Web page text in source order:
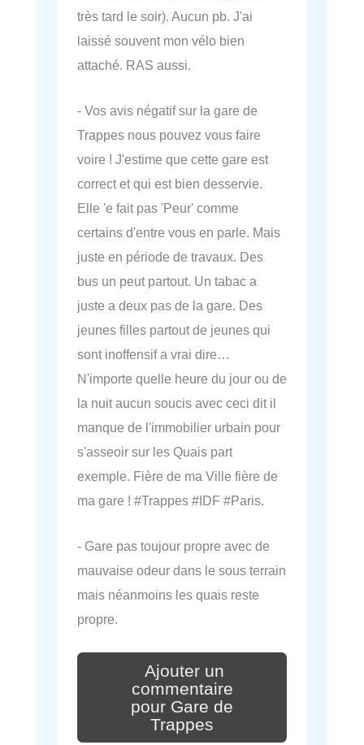
très tard le soir). Aucun pb. J'ai
laissé souvent mon vélo bien
attaché. RAS aussi.
- Vos avis négatif sur la gare de
Trappes nous pouvez vous faire
voire ! J'estime que cette gare est
correct et qui est bien desservie.
Elle 'e fait pas 'Peur' comme
certains d'entre vous en parle. Mais
juste en période de travaux. Des
bus un peut partout. Un tabac a
juste a deux pas de la gare. Des
jeunes filles partout de jeunes qui
sont inoffensif a vrai dire…
N'importe quelle heure du jour ou de
la nuit aucun soucis avec ceci dit il
manque de l'immobilier urbain pour
s'asseoir sur les Quais part
exemple. Fière de ma Ville fière de
ma gare ! #Trappes #IDF #Paris.
- Gare pas toujour propre avec de
mauvaise odeur dans le sous terrain
mais néanmoins les quais reste
propre.
Ajouter un
commentaire
pour Gare de
Trappes